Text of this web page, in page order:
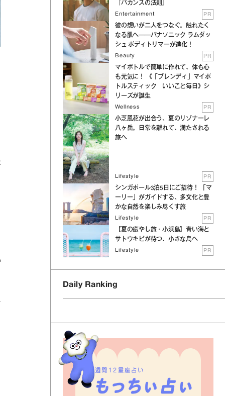
『バカンスの法則』
Entertainment PR
彼の想いが二人をつなぐ。触れたく
なる肌へ──パナソニック ラムダッ
シュ ボディトリマーが進化！
Beauty PR
マイボトルで簡単に作れて、体も心
も元気に！ 《「ブレンディ」マイボ
トルスティック いいこと毎日》シ
リーズが誕生
Wellness PR
小芝風花が出合う、夏のリゾナーレ
八ヶ岳。日常を離れて、満たされる
旅へ
Lifestyle PR
シンガポール3泊5日にご招待！ 「マ
ーリー」がガイドする、多文化と豊
かな自然を楽しみ尽くす旅
Lifestyle PR
【夏の癒やし旅・小浜島】青い海と
サトウキビが待つ、小さな島へ
Lifestyle PR
Daily Ranking
週間12星座占い